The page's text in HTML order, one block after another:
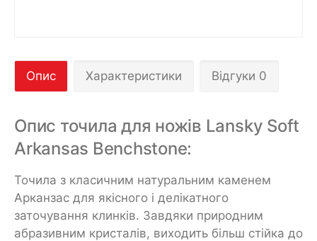
Опис Характеристики Відгуки 0
Опис точила для ножів Lansky Soft
Arkansas Benchstone:
Точила з класичним натуральним каменем
Арканзас для якісного і делікатного
заточування клинків. Завдяки природним
абразивним кристалів, виходить більш стійка до